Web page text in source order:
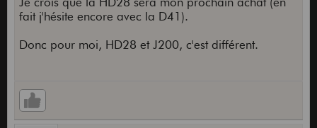
fait j'hésite encore avec la D41).
Donc pour moi, HD28 et J200, c'est différent.